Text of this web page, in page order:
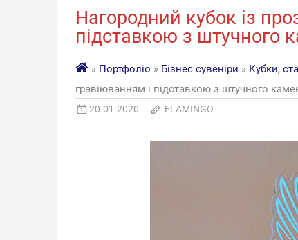
Нагородний кубок із
підставкою з штучного
» Портфоліо » Бізнес сувеніри » Кубки,
гравіюванням і підставкою з штучного
20.01.2020 FLAMINGO